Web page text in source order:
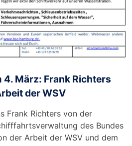
4. März: Frank Richters
der WSV
Frank Richters von der
des Bundes
der Arbeit der WSV und dem